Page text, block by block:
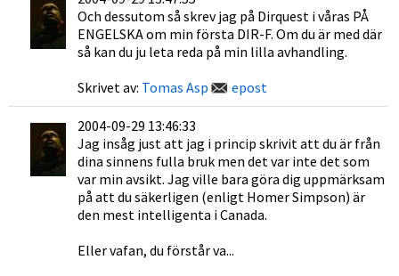
Och dessutom så skrev jag på Dirquest i våras PÅ
ENGELSKA om min första DIR-F. Om du är med där
så kan du ju leta reda på min lilla avhandling.
Skrivet av: Tomas Asp epost
2004-09-29 13:46:33
Jag insåg just att jag i princip skrivit att du är från
dina sinnens fulla bruk men det var inte det som
var min avsikt. Jag ville bara göra dig uppmärksam
på att du säkerligen (enligt Homer Simpson) är
den mest intelligenta i Canada.
Eller vafan, du förstår va...